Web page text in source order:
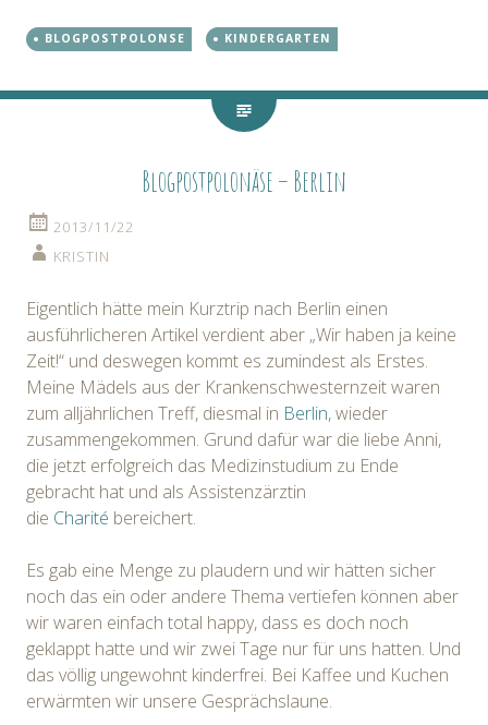
BLOGPOSTPOLONSE KINDERGARTEN
Blogpostpolonäse – Berlin
2013/11/22
KRISTIN
Eigentlich hätte mein Kurztrip nach Berlin einen
ausführlicheren Artikel verdient aber „Wir haben ja keine
Zeit!“ und deswegen kommt es zumindest als Erstes.
Meine Mädels aus der Krankenschwesternzeit waren
zum alljährlichen Treff, diesmal in Berlin, wieder
zusammengekommen. Grund dafür war die liebe Anni,
die jetzt erfolgreich das Medizinstudium zu Ende
gebracht hat und als Assistenzärztin
die Charité bereichert.
Es gab eine Menge zu plaudern und wir hätten sicher
noch das ein oder andere Thema vertiefen können aber
wir waren einfach total happy, dass es doch noch
geklappt hatte und wir zwei Tage nur für uns hatten. Und
das völlig ungewohnt kinderfrei. Bei Kaffee und Kuchen
erwärmten wir unsere Gesprächslaune.